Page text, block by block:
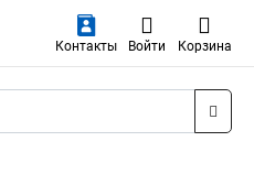
Контакты Войти Корзина